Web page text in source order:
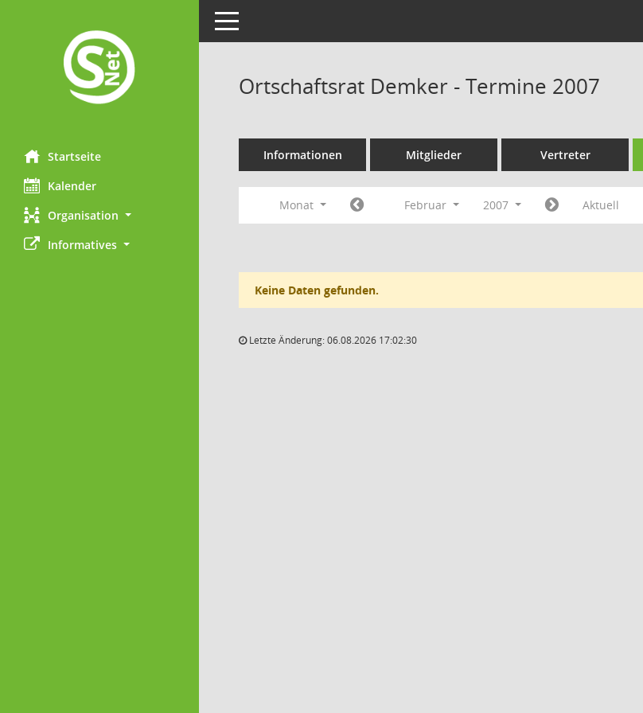
Startseite
Kalender
Organisation
Informatives
Toggle navigation
Ortschaftsrat Demker - Termine 2007
Informationen Mitglieder Vertreter
Monat Februar 2007 Aktuell
Keine Daten gefunden.
Letzte Änderung: 06.08.2026 17:02:30